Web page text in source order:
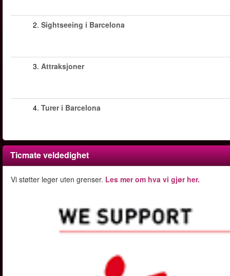
2. Sightseeing i Barcelona
3. Attraksjoner
4. Turer i Barcelona
Ticmate veldedighet
Vi støtter leger uten grenser. Les mer om hva vi gjør her.